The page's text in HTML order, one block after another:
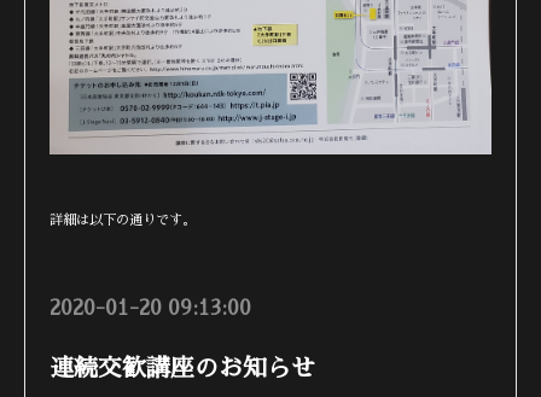
詳細は以下の通りです。
2020-01-20 09:13:00
連続交歓講座のお知らせ